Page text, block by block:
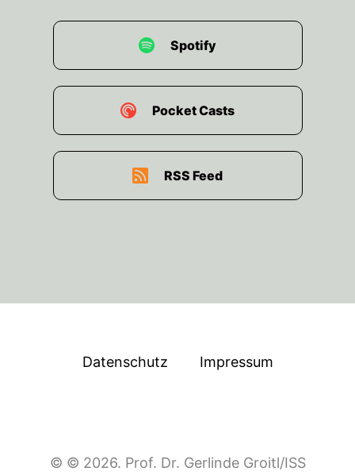
Spotify
Pocket Casts
RSS Feed
Datenschutz Impressum
© © 2026. Prof. Dr. Gerlinde Groitl/ISS